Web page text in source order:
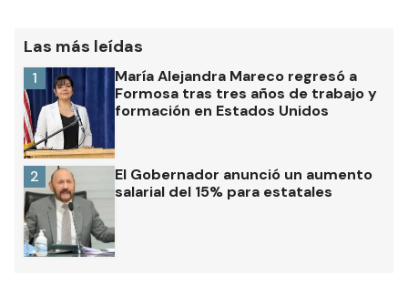
Las más leídas
María Alejandra Mareco regresó a
Formosa tras tres años de trabajo y
formación en Estados Unidos
1
El Gobernador anunció un aumento
salarial del 15% para estatales
2